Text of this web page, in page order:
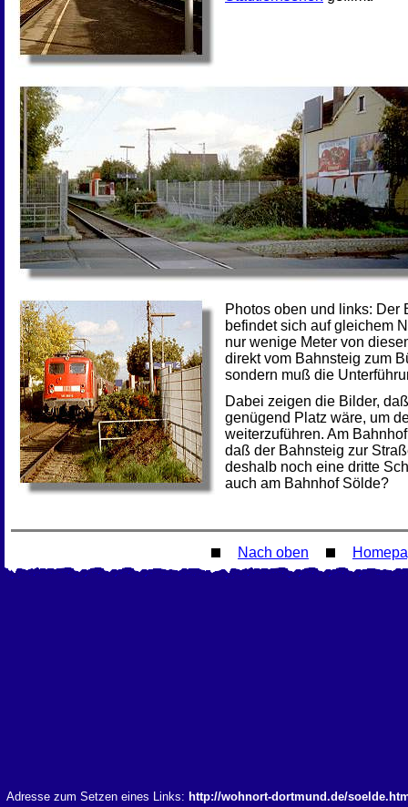
Photos oben und links: Der
befindet sich auf gleichem
nur wenige Meter von
direkt vom Bahnsteig zum
sondern muß die
Dabei zeigen die Bilder,
genügend Platz wäre, um
weiterzuführen. Am
daß der Bahnsteig zur
deshalb noch eine dritte
auch am Bahnhof Sölde?
Nach oben
Adresse zum Setzen eines Links: http://wohnort-dortmund.de/